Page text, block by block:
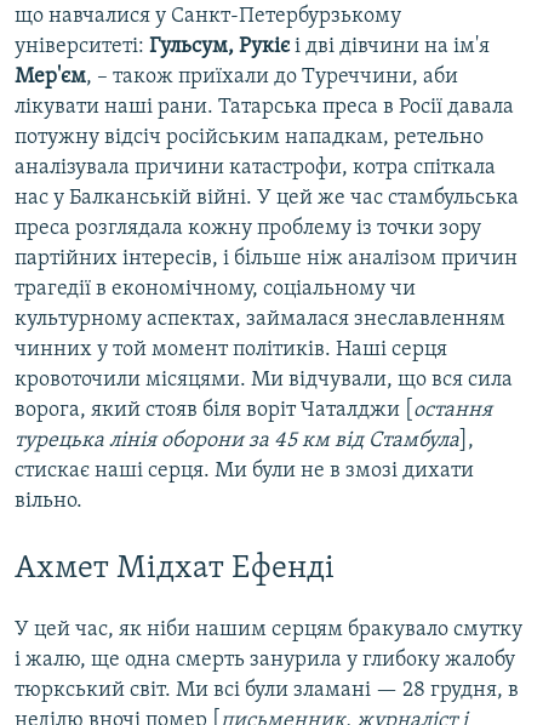
що навчалися у Санкт-Петербурзькому
університеті: Гульсум, Рукієі дві дівчини на ім'я
Мер'єм, – також приїхали до Туреччини, аби
лікувати наші рани. Татарська преса в Росії давала
потужну відсіч російським нападкам, ретельно
аналізувала причини катастрофи, котра спіткала
нас у Балканській війні. У цей же час стамбульська
преса розглядала кожну проблему із точки зору
партійних інтересів, і більше ніж аналізом причин
трагедії в економічному, соціальному чи
культурному аспектах, займалася знеславленням
чинних у той момент політиків. Наші серця
кровоточили місяцями. Ми відчували, що вся сила
ворога, який стояв біля воріт Чаталджи [ остання
турецька лінія оборони за 45 км від Стамбула ],
стискає наші серця. Ми були не в змозі дихати
вільно.
Ахмет Мідхат Ефенді
У цей час, як ніби нашим серцям бракувало смутку
і жалю, ще одна смерть занурила у глибоку жалобу
тюркський світ. Ми всі були зламані — 28 грудня, в